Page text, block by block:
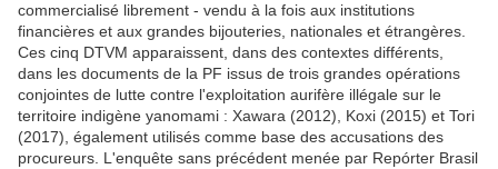
commercialisé librement - vendu à la fois aux institutions
financières et aux grandes bijouteries, nationales et étrangères.
Ces cinq DTVM apparaissent, dans des contextes différents,
dans les documents de la PF issus de trois grandes opérations
conjointes de lutte contre l'exploitation aurifère illégale sur le
territoire indigène yanomami : Xawara (2012), Koxi (2015) et Tori
(2017), également utilisés comme base des accusations des
procureurs. L'enquête sans précédent menée par Repórter Brasil